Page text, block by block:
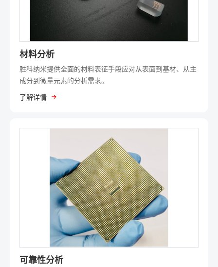
材料分析
胜科纳米提供全面的材料表征手段应对从表面到基材、从主
成分到微量元素的分析需求。
了解详情
可靠性分析